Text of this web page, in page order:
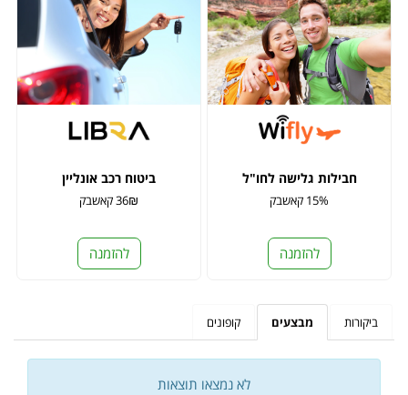
חבילות גלישה לחו"ל
15% קאשבק
להזמנה
ביטוח רכב אונליין
36₪ קאשבק
להזמנה
ביקורות מבצעים קופונים
לא נמצאו תוצאות